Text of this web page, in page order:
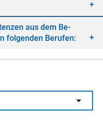
aus dem Be­
fol­gen­den Be­ru­fen: